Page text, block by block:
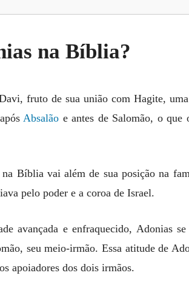
na Bíblia?
fruto de sua união com Hagite,
Absalão e antes de Salomão, o que
Bíblia vai além de sua posição na
pelo poder e a coroa de Israel.
avançada e enfraquecido, Adonias
seu meio-irmão. Essa atitude de
apoiadores dos dois irmãos.